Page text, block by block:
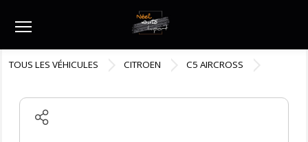
TOUS LES VÉHICULES CITROEN C5 AIRCROSS